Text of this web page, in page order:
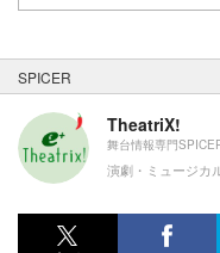
SPICER
TheatriX!
舞台情報専門
演劇・ミュージカ